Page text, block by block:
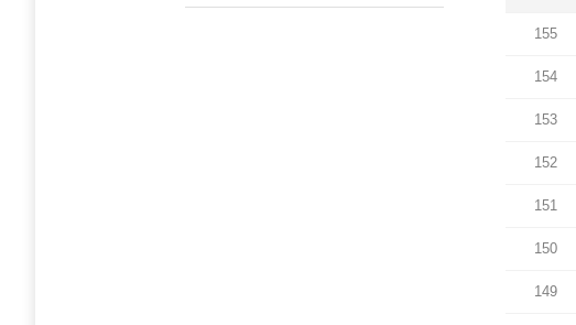
155
154
153
152
151
150
149